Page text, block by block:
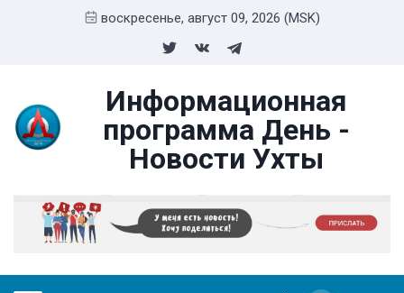
воскресенье, август 09, 2026 (MSK)
Информационная
программа День -
Новости Ухты